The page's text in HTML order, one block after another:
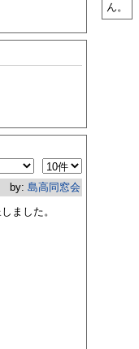
by: 島高同窓会
ました。
ん。